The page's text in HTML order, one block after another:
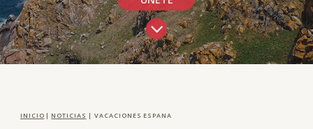
INICIO | NOTICIAS | VACACIONES ESPANA